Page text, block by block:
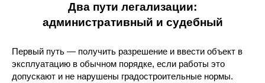
Два пути легализации:
административный и судебный
Первый путь — получить разрешение и ввести объект в
эксплуатацию в обычном порядке, если работы это
допускают и не нарушены градостроительные нормы.